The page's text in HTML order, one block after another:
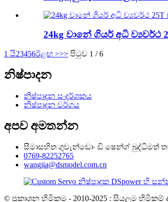
24kg වානේ ගියර් අධි ව්‍යවර්ථ
1 යි23456ඊළඟ >>> පිටුව 1 / 6
නිෂ්පාදන
නිෂ්පාදන සංදර්ශකය
නිෂ්පාදන වර්ගය
අපව අමතන්න
සීමාසහිත ගුවැන්ඩොං ඩි ෂෙන්ග් බුද්ධිමත්
0769-82252765
wangjia@dsmodel.com.cn
© ප්‍රකාශන හිමිකම - 2010-2025 : සියලුම